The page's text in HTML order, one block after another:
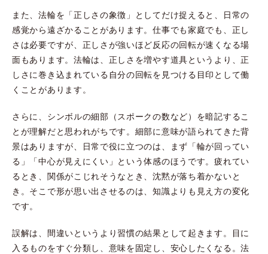
また、法輪を「正しさの象徴」としてだけ捉えると、日常の
感覚から遠ざかることがあります。仕事でも家庭でも、正し
さは必要ですが、正しさが強いほど反応の回転が速くなる場
面もあります。法輪は、正しさを増やす道具というより、正
しさに巻き込まれている自分の回転を見つける目印として働
くことがあります。
さらに、シンボルの細部（スポークの数など）を暗記するこ
とが理解だと思われがちです。細部に意味が語られてきた背
景はありますが、日常で役に立つのは、まず「輪が回ってい
る」「中心が見えにくい」という体感のほうです。疲れてい
るとき、関係がこじれそうなとき、沈黙が落ち着かないと
き。そこで形が思い出させるのは、知識よりも見え方の変化
です。
誤解は、間違いというより習慣の結果として起きます。目に
入るものをすぐ分類し、意味を固定し、安心したくなる。法